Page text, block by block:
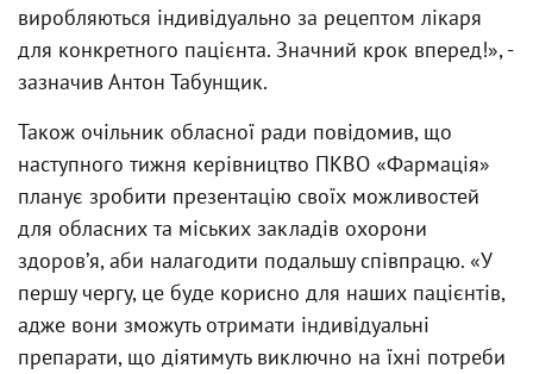
виробляються індивідуально за рецептом лікаря
для конкретного пацієнта. Значний крок вперед!», -
зазначив Антон Табунщик.
Також очільник обласної ради повідомив, що
наступного тижня керівництво ПКВО «Фармація»
планує зробити презентацію своїх можливостей
для обласних та міських закладів охорони
здоровʼя, аби налагодити подальшу співпрацю. «У
першу чергу, це буде корисно для наших пацієнтів,
адже вони зможуть отримати індивідуальні
препарати, що діятимуть виключно на їхні потреби